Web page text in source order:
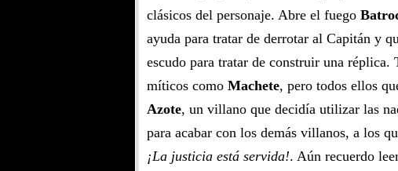
clásicos del personaje. Abre el fuego
ayuda para tratar de derrotar al Capitán y
escudo para tratar de construir una
míticos como Machete, pero todos ellos
Azote, un villano que decidía utilizar las
para acabar con los demás villanos, a los
¡La justicia está servida!. Aún recuerdo